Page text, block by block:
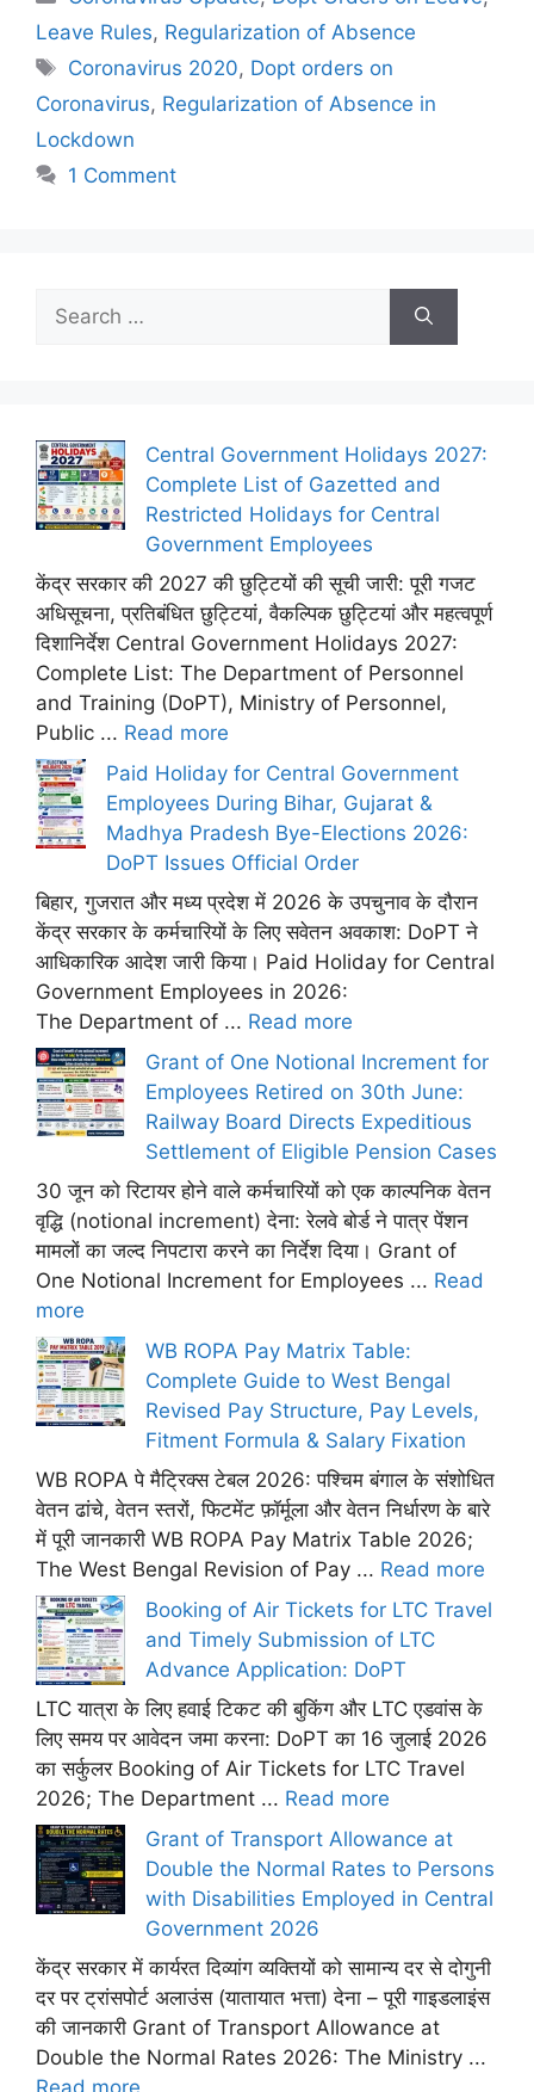
Leave Rules, Regularization of Absence
Tags
Coronavirus 2020, Dopt orders on
Coronavirus, Regularization of Absence in
Lockdown
1 Comment
for:
Central Government Holidays 2027:
Complete List of Gazetted and
Restricted Holidays for Central
Government Employees
केंद्र सरकार की 2027 की छुट्टियों की सूची जारी: पूरी गजट
अधिसूचना, प्रतिबंधित छुट्टियां, वैकल्पिक छुट्टियां और महत्वपूर्ण
दिशानिर्देश Central Government Holidays 2027:
Complete List: The Department of Personnel
and Training (DoPT), Ministry of Personnel,
Public ... Read more
Paid Holiday for Central Government
Employees During Bihar, Gujarat &
Madhya Pradesh Bye-Elections 2026:
DoPT Issues Official Order
बिहार, गुजरात और मध्य प्रदेश में 2026 के उपचुनाव के दौरान
केंद्र सरकार के कर्मचारियों के लिए सवेतन अवकाश: DoPT ने
आधिकारिक आदेश जारी किया। Paid Holiday for Central
Government Employees in 2026:
The Department of ... Read more
Grant of One Notional Increment for
Employees Retired on 30th June:
Railway Board Directs Expeditious
Settlement of Eligible Pension Cases
30 जून को रिटायर होने वाले कर्मचारियों को एक काल्पनिक वेतन
वृद्धि (notional increment) देना: रेलवे बोर्ड ने पात्र पेंशन
मामलों का जल्द निपटारा करने का निर्देश दिया। Grant of
One Notional Increment for Employees ... Read
more
WB ROPA Pay Matrix Table:
Complete Guide to West Bengal
Revised Pay Structure, Pay Levels,
Fitment Formula & Salary Fixation
WB ROPA पे मैट्रिक्स टेबल 2026: पश्चिम बंगाल के संशोधित
वेतन ढांचे, वेतन स्तरों, फिटमेंट फ़ॉर्मूला और वेतन निर्धारण के बारे
में पूरी जानकारी WB ROPA Pay Matrix Table 2026;
The West Bengal Revision of Pay ... Read more
Booking of Air Tickets for LTC Travel
and Timely Submission of LTC
Advance Application: DoPT
LTC यात्रा के लिए हवाई टिकट की बुकिंग और LTC एडवांस के
लिए समय पर आवेदन जमा करना: DoPT का 16 जुलाई 2026
का सर्कुलर Booking of Air Tickets for LTC Travel
2026; The Department ... Read more
Grant of Transport Allowance at
Double the Normal Rates to Persons
with Disabilities Employed in Central
Government 2026
केंद्र सरकार में कार्यरत दिव्यांग व्यक्तियों को सामान्य दर से दोगुनी
दर पर ट्रांसपोर्ट अलाउंस (यातायात भत्ता) देना – पूरी गाइडलाइंस
की जानकारी Grant of Transport Allowance at
Double the Normal Rates 2026: The Ministry ...
Read more